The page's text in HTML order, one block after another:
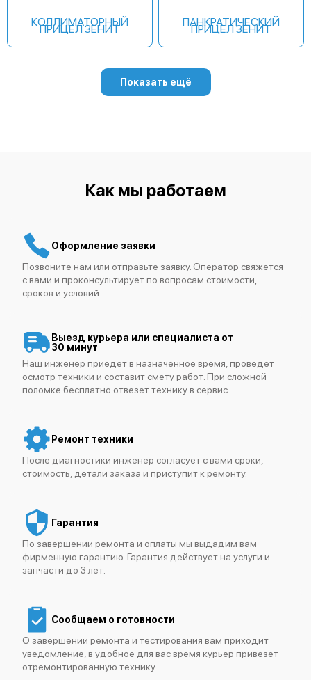
КОЛЛИМАТОРНЫЙ
ПРИЦЕЛ ЗЕНИТ
ПАНКРАТИЧЕСКИЙ
ПРИЦЕЛ ЗЕНИТ
Показать ещё
Как мы работаем
Оформление заявки
Позвоните нам или отправьте заявку. Оператор свяжется
с вами и проконсультирует по вопросам стоимости,
сроков и условий.
Выезд курьера или специалиста от
30 минут
Наш инженер приедет в назначенное время, проведет
осмотр техники и составит смету работ. При сложной
поломке бесплатно отвезет технику в сервис.
Ремонт техники
После диагностики инженер согласует с вами сроки,
стоимость, детали заказа и приступит к ремонту.
Гарантия
По завершении ремонта и оплаты мы выдадим вам
фирменную гарантию. Гарантия действует на услуги и
запчасти до 3 лет.
Сообщаем о готовности
О завершении ремонта и тестирования вам приходит
уведомление, в удобное для вас время курьер привезет
отремонтированную технику.